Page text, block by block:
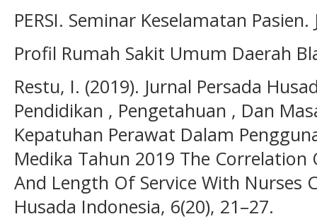
PERSI. Seminar Keselamatan
Profil Rumah Sakit Umum Daerah
Restu, I. (2019). Jurnal Persada
Pendidikan , Pengetahuan , Dan
Kepatuhan Perawat Dalam
Medika Tahun 2019 The
And Length Of Service With Nurses
Husada Indonesia, 6(20), 21–27.